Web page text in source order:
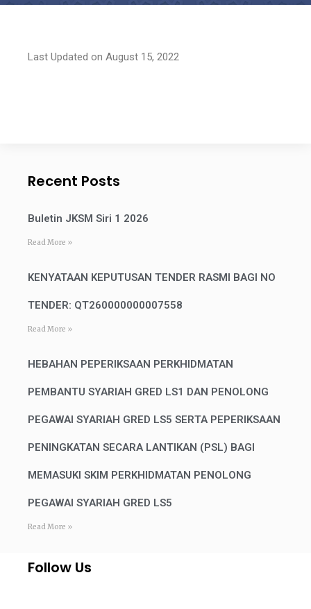
Last Updated on August 15, 2022
Recent Posts
Buletin JKSM Siri 1 2026
Read More »
KENYATAAN KEPUTUSAN TENDER RASMI BAGI NO
TENDER: QT260000000007558
Read More »
HEBAHAN PEPERIKSAAN PERKHIDMATAN
PEMBANTU SYARIAH GRED LS1 DAN PENOLONG
PEGAWAI SYARIAH GRED LS5 SERTA PEPERIKSAAN
PENINGKATAN SECARA LANTIKAN (PSL) BAGI
MEMASUKI SKIM PERKHIDMATAN PENOLONG
PEGAWAI SYARIAH GRED LS5
Read More »
Follow Us